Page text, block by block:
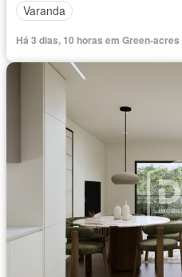
Varanda
Há 3 dias, 10 horas em Green-acres